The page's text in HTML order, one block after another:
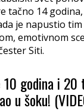
tačno 14
je napustio
emotivnom
Siti.
godina i
u šoku!